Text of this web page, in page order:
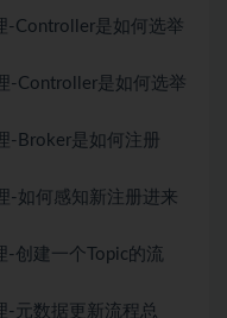
-Controller是如何选举
-Controller是如何选举
-Broker是如何注册
-如何感知新注册进来
创建一个Topic的流
-元数据更新流程总